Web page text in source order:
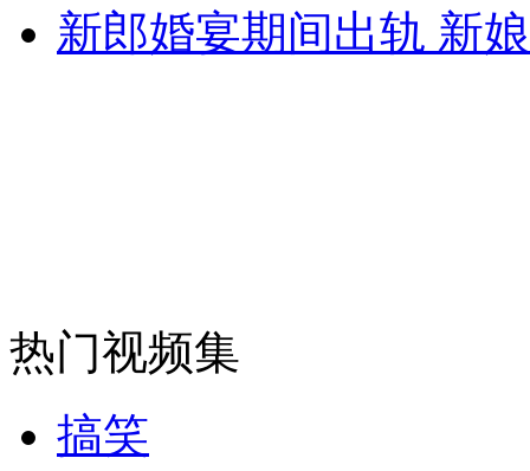
无痛分娩是否安全 医生回应
走！跟着总书记去植树
新郎婚宴期间出轨 新
热门视频集
搞笑